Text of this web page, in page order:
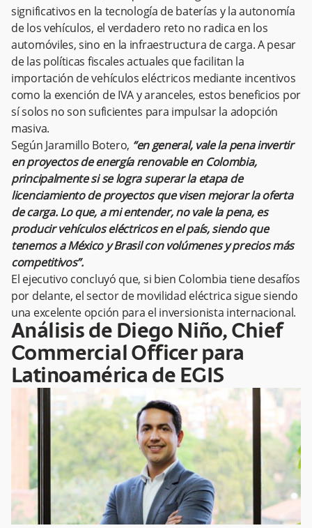
significativos en la tecnología de baterías y la autonomía
de los vehículos, el verdadero reto no radica en los
automóviles, sino en la infraestructura de carga. A pesar
de las políticas fiscales actuales que facilitan la
importación de vehículos eléctricos mediante incentivos
como la exención de IVA y aranceles, estos beneficios por
sí solos no son suficientes para impulsar la adopción
masiva.
Según Jaramillo Botero, “en general, vale la pena invertir
en proyectos de energía renovable en Colombia,
principalmente si se logra superar la etapa de
licenciamiento de proyectos que visen mejorar la oferta
de carga. Lo que, a mi entender, no vale la pena, es
producir vehículos eléctricos en el país, siendo que
tenemos a México y Brasil con volúmenes y precios más
competitivos”.
El ejecutivo concluyó que, si bien Colombia tiene desafíos
por delante, el sector de movilidad eléctrica sigue siendo
una excelente opción para el inversionista internacional.
Análisis de Diego Niño, Chief
Commercial Officer para
Latinoamérica de EGIS